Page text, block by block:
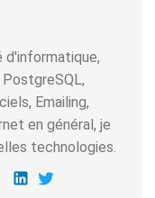
d'informatique,
Emailing,
en général, je
technologies.